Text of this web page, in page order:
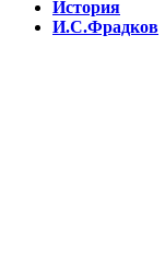
История
И.С.Фрадков